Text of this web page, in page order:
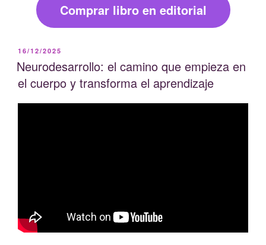
Comprar libro en editorial
PUBLICADO
EL
16/12/2025
Neurodesarrollo: el camino que empieza en
el cuerpo y transforma el aprendizaje